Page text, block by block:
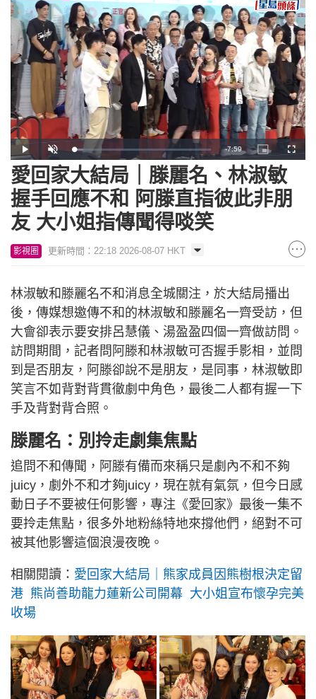
Play UnmuteLoaded:
6.73%
Remaining
Time
-7:59
Picture-
in-
Picture
愛回家大結局｜滕麗名、林淑敏
握手回應不和 阿滕直指彼此非朋
友 大小姐指傳聞得啖笑
影視圈 更新時間：22:18 2026-08-07 HKT
林淑敏和滕麗名不和消息全城關注，於大結局播出
後，傳媒想邀傳不和的林淑敏和滕麗名一齊受訪，但
大會卻表示要安排呂慧儀、湯盈盈四個一齊做訪問。
訪問期間，記者問阿滕和林淑敏可否握手影相，並問
到是否朋友，阿滕卻說不是朋友，是同事，林淑敏即
笑言不如背對背貫徹劇中角色，最後二人都有握一下
手及背對背合照。
滕麗名：別拎走劇集焦點
追問不和傳聞，阿滕有備而來稱只是劇內不和不夠
juicy，劇外不和才夠juicy，現在就有氣氛，但今日感
動日子不要被任何影響，專注《愛回家》最後一集不
要拎走焦點，很多外地粉絲特地來撐他們，絕對不可
被其他影響這個浪漫夜晚。
相關閱讀： 愛回家大結局｜熊家成員因熊樹根決定留
港 熊尚善助龍力蓮新公司開幕 大小姐宣布懷孕完美
收場